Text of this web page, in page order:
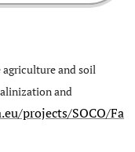
agriculture and soil
and
projects/SOCO/Fa